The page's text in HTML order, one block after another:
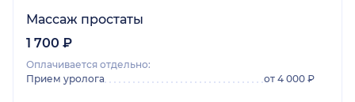
Массаж простаты
1 700 ₽
Оплачивается отдельно:
Прием уролога
от 4 000 ₽